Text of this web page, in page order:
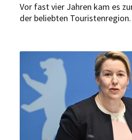
Vor fast vier Jahren kam es
der beliebten
Wiederaufbau noch lange
besonders im Bereich der